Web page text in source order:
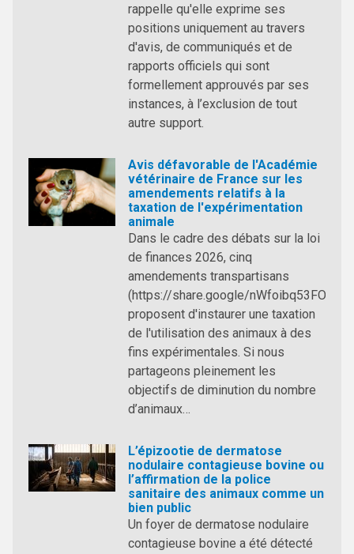
rappelle qu'elle exprime ses
positions uniquement au travers
d'avis, de communiqués et de
rapports officiels qui sont
formellement approuvés par ses
instances, à l’exclusion de tout
autre support.
Avis défavorable de l'Académie
vétérinaire de France sur les
amendements relatifs à la
taxation de l'expérimentation
animale
Dans le cadre des débats sur la loi
de finances 2026, cinq
amendements transpartisans
(https://share.google/
proposent d'instaurer une taxation
de l'utilisation des animaux à des
fins expérimentales. Si nous
partageons pleinement les
objectifs de diminution du nombre
d’animaux…
L’épizootie de dermatose
nodulaire contagieuse bovine ou
l’affirmation de la police
sanitaire des animaux comme un
bien public
Un foyer de dermatose nodulaire
contagieuse bovine a été détecté